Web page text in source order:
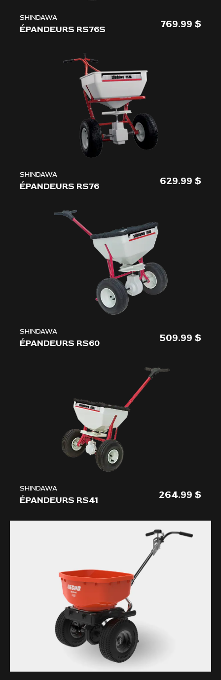
SHINDAWA
ÉPANDEURS RS76S 769.99
SHINDAWA
ÉPANDEURS RS76 629.99
SHINDAWA
ÉPANDEURS RS60 509.99
SHINDAWA
ÉPANDEURS RS41 264.99